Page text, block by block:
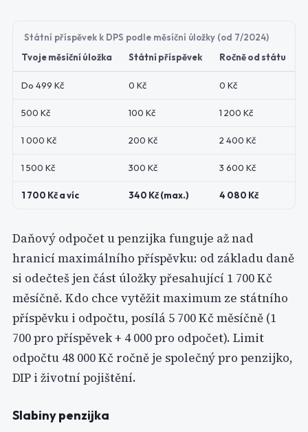
Státní příspěvek k DPS podle měsíční úložky (od 7/2024)
Tvoje měsíční úložka
Státní příspěvek Ročně od státu
Do 499 Kč 0 Kč 0 Kč
500 Kč 100 Kč 1 200 Kč
1 000 Kč 200 Kč 2 400 Kč
1 500 Kč 300 Kč 3 600 Kč
1 700 Kč a víc 340 Kč (max.) 4 080 Kč
Daňový odpočet u penzijka funguje až nad
hranicí maximálního příspěvku: od základu daně
si odečteš jen část úložky přesahující 1 700 Kč
měsíčně. Kdo chce vytěžit maximum ze státního
příspěvku i odpočtu, posílá 5 700 Kč měsíčně (1
700 pro příspěvek + 4 000 pro odpočet). Limit
odpočtu 48 000 Kč ročně je společný pro penzijko,
DIP i životní pojištění.
Slabiny penzijka